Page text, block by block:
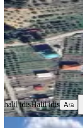
Buca,
557
halil idisHalil idis
Ara
halil idisHalil idis Ara